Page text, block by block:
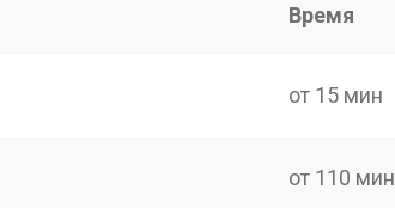
Время
от 15 мин
от 110 мин